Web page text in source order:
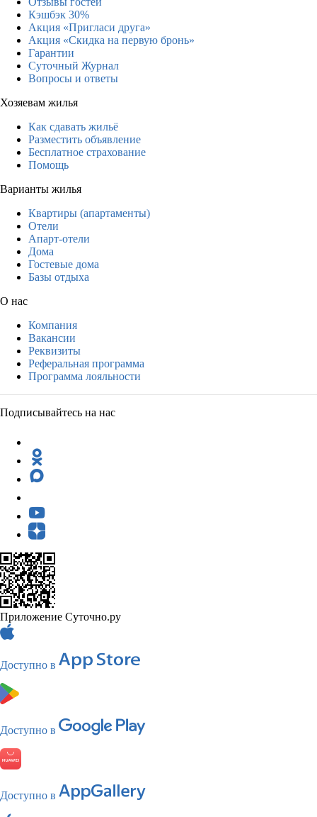
Кэшбэк 30%
Акция «Пригласи друга»
Акция «Скидка на первую бронь»
Гарантии
Суточный Журнал
Вопросы и ответы
Хозяевам жилья
Как сдавать жильё
Разместить объявление
Бесплатное страхование
Помощь
Варианты жилья
Квартиры (апартаменты)
Отели
Апарт-отели
Дома
Гостевые дома
Базы отдыха
О нас
Компания
Вакансии
Реквизиты
Реферальная программа
Программа лояльности
Подписывайтесь на нас
Приложение Суточно.ру
Доступно в
Доступно в
Доступно в